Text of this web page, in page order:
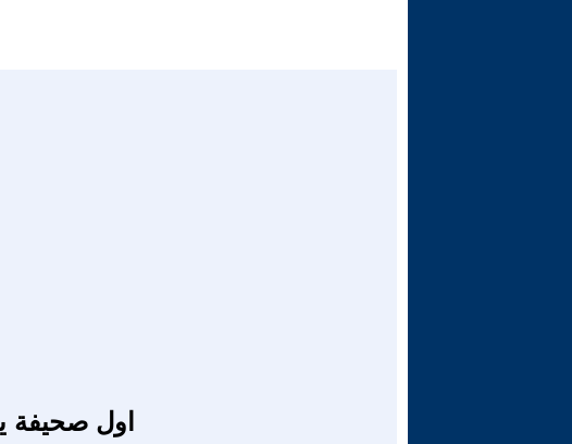
اول صحيفة